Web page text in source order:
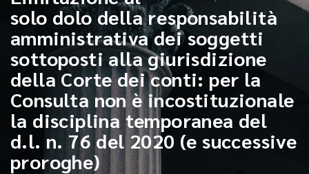
solo dolo della responsabilità
amministrativa dei soggetti
sottoposti alla giurisdizione
della Corte dei conti: per la
Consulta non è incostituzionale
la disciplina temporanea del
d.l. n. 76 del 2020 (e successive
proroghe)